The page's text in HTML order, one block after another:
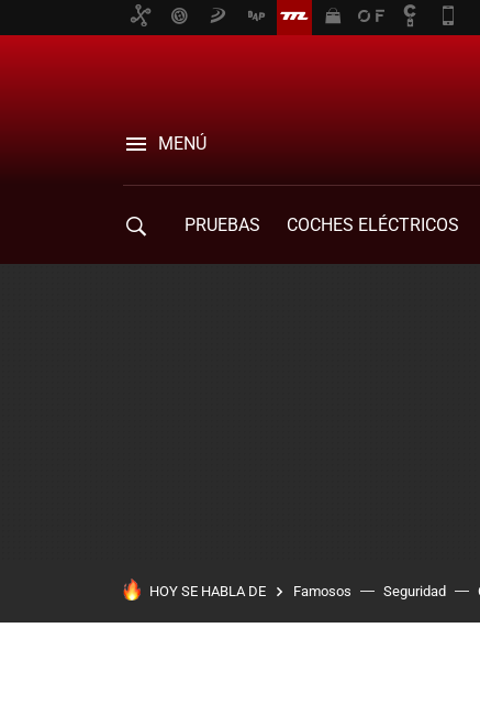
MENÚ
PRUEBAS COCHES ELÉCTRICOS
HOY SE HABLA DE Famosos Seguridad